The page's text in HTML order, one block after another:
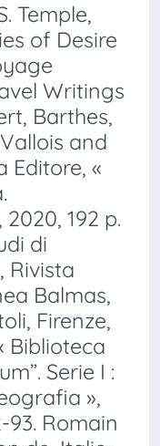
Temple,
of Desire
Writings
Barthes,
and
Editore, «
192 p.
di
Rivista
Balmas,
Firenze,
Biblioteca
Serie I :
»,
93. Romain